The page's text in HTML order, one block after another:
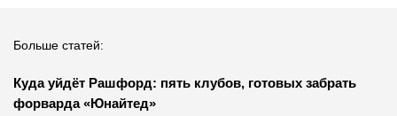
Больше статей:
Куда уйдёт Рашфорд: пять клубов, готовых забрать
форварда «Юнайтед»